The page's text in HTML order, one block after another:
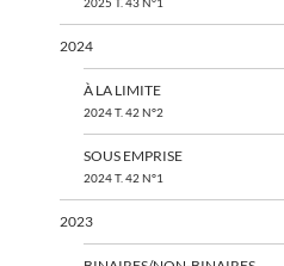
2025 T. 43 N°1
2024
À LA LIMITE
2024 T. 42 N°2
SOUS EMPRISE
2024 T. 42 N°1
2023